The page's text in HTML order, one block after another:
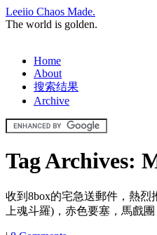
Leeiio Chaos Made.
The world is golden.
Home
About
搜索结果
Archive
Tag Archives:
收到8box的宅急送郵件，熱
上魂斗羅)，赤色要塞，馬戲團